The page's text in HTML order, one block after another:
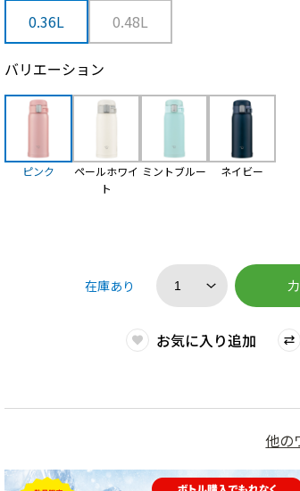
0.36L 0.48L
バリエーション
ピンク
ペールホワイ
ト
ミントブルー ネイビー
在庫あり
お気に入り追加
他の